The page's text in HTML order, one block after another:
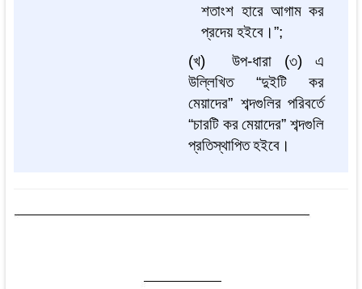
শতাংশ হারে আগাম কর
প্রদেয় হইবে।”;
(খ) উপ-ধারা(৩)এ
উল্লিখিত
“দুইটি
কর
মেয়াদের” শব্দগুলির পরিবর্তে
“চারটি কর মেয়াদের”শব্দগুলি
প্রতিস্থাপিতহইবে।